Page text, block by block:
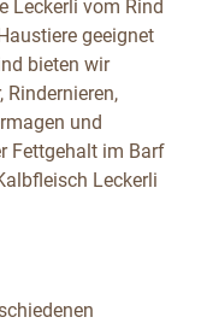
Leckerli vom Rind
geeignet
bieten wir
Rindernieren,
und
Fettgehalt im Barf
Leckerli